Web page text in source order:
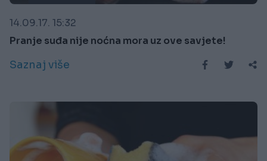
14.09.17. 15:32
Pranje suđa nije noćna mora uz ove savjete!
Saznaj više